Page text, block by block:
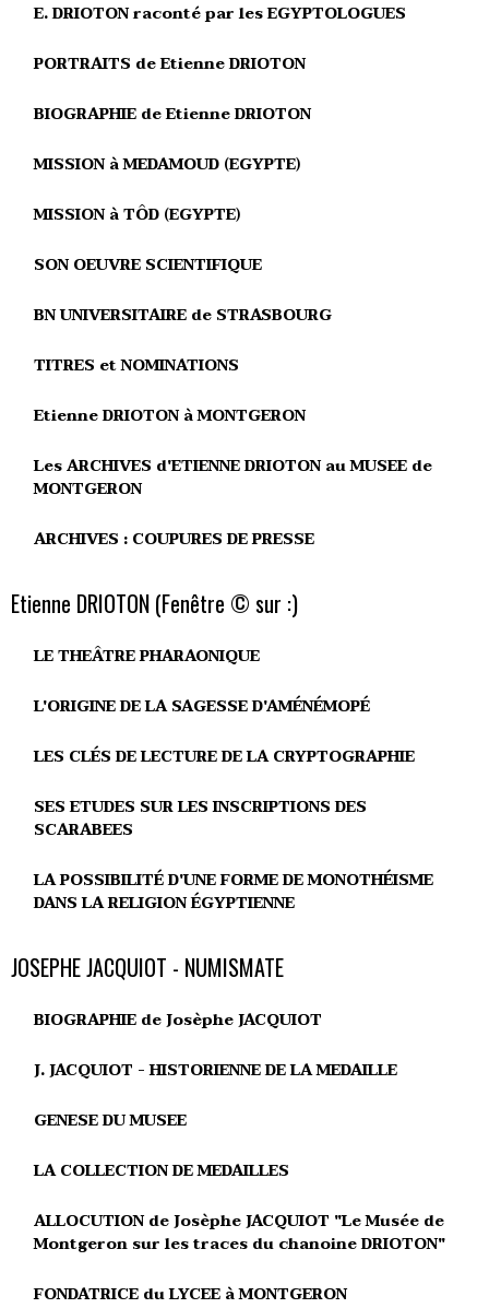
E. DRIOTON raconté par les EGYPTOLOGUES
PORTRAITS de Etienne DRIOTON
BIOGRAPHIE de Etienne DRIOTON
MISSION à MEDAMOUD (EGYPTE)
MISSION à TÔD (EGYPTE)
SON OEUVRE SCIENTIFIQUE
BN UNIVERSITAIRE de STRASBOURG
TITRES et NOMINATIONS
Etienne DRIOTON à MONTGERON
Les ARCHIVES d'ETIENNE DRIOTON au MUSEE de
MONTGERON
ARCHIVES : COUPURES DE PRESSE
Etienne DRIOTON (Fenêtre © sur :)
LE THEÂTRE PHARAONIQUE
L'ORIGINE DE LA SAGESSE D'AMÉNÉMOPÉ
LES CLÉS DE LECTURE DE LA CRYPTOGRAPHIE
SES ETUDES SUR LES INSCRIPTIONS DES
SCARABEES
LA POSSIBILITÉ D'UNE FORME DE MONOTHÉISME
DANS LA RELIGION ÉGYPTIENNE
JOSEPHE JACQUIOT - NUMISMATE
BIOGRAPHIE de Josèphe JACQUIOT
J. JACQUIOT - HISTORIENNE DE LA MEDAILLE
GENESE DU MUSEE
LA COLLECTION DE MEDAILLES
ALLOCUTION de Josèphe JACQUIOT "Le Musée de
Montgeron sur les traces du chanoine DRIOTON"
FONDATRICE du LYCEE à MONTGERON